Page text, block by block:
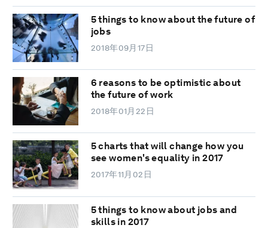
5 things to know about the future of
jobs
2018年09月17日
6 reasons to be optimistic about
the future of work
2018年01月22日
5 charts that will change how you
see women's equality in 2017
2017年11月02日
5 things to know about jobs and
skills in 2017